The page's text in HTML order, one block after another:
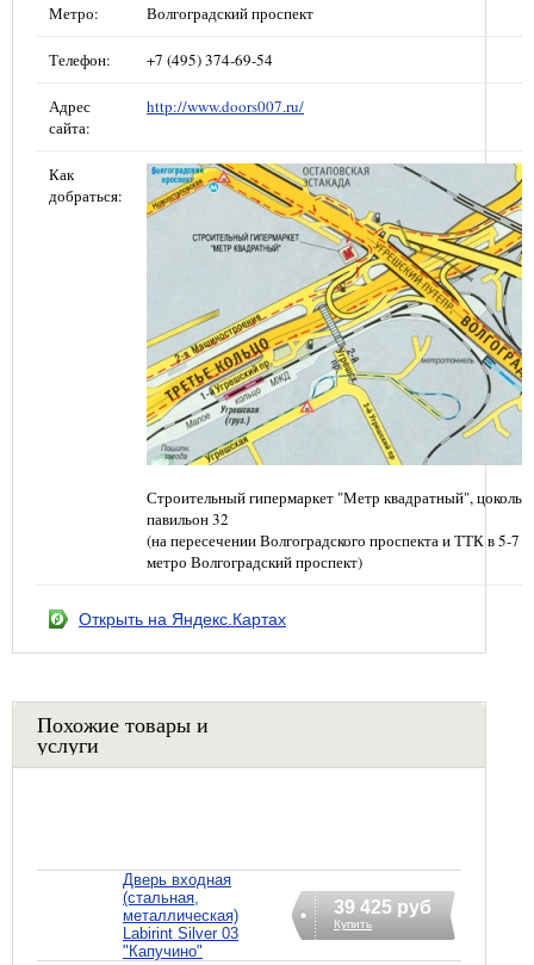
Метро: Волгоградский проспект
Телефон: +7 (495) 374-69-54
Адрес
сайта:
http://www.doors007.ru/
Как
добраться:
Строительный гипермаркет "Метр квадратный",
павильон 32
(на пересечении Волгоградского проспекта и ТТК в 5-7
метро Волгоградский проспект)
Открыть на Яндекс.Картах
Похожие товары и
услуги
Дверь входная
(стальная,
металлическая)
Labirint Silver 03
"Капучино"
39 425 руб
Купить